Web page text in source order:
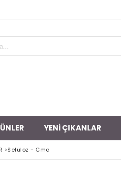
YENİ ÇIKANLAR
>Selüloz - Cmc